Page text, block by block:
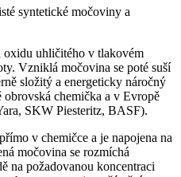
syntetické močoviny a
oxidu uhličitého v tlakovém
Vzniklá močovina se poté suší
složitý a energeticky náročný
chemička a v Evropě
SKW Piesteritz, BASF).
v chemičce a je napojena na
močovina se rozmíchá
na požadovanou koncentraci